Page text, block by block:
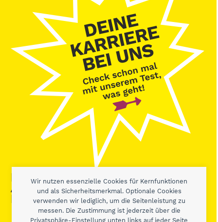
Wir nutzen essenzielle Cookies für Kernfunktionen
und als Sicherheitsmerkmal. Optionale Cookies
verwenden wir lediglich, um die Seitenleistung zu
messen. Die Zustimmung ist jederzeit über die
Privatsphäre-Einstellung unten links auf jeder Seite
IHR WOLLT MEHR? WEITERE
AZUBI STORIES & FACTS KRIEGT
IHR HIER: